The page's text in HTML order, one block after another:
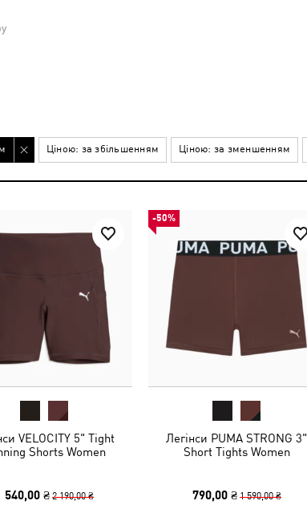
Ціною: за збільшенням Ціною: за зменшенням
VELOCITY 5" Tight
Shorts Women
540,00 ₴ 2 190,00 ₴
-50%
Легінси PUMA STRONG 3"
Short Tights Women
790,00 ₴ 1 590,00 ₴